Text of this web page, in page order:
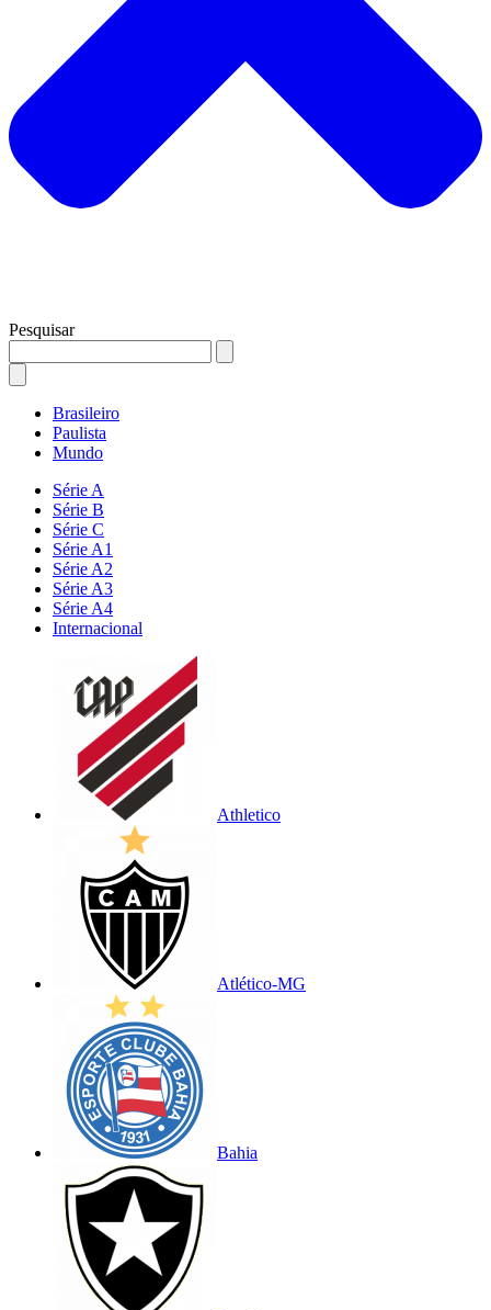
Pesquisar
Brasileiro
Paulista
Mundo
Série A
Série B
Série C
Série A1
Série A2
Série A3
Série A4
Internacional
Athletico
Atlético-MG
Bahia